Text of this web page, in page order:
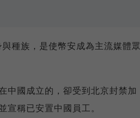
種族，是使幣安成為主流媒體
中國成立的，卻受到北京封禁加
稱已安置中國員工。